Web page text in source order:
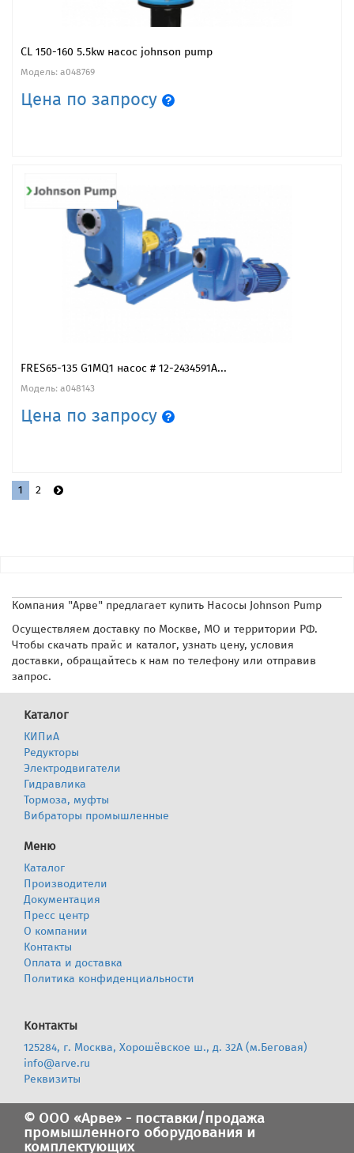
CL 150-160 5.5kw насос johnson pump
Модель: a048769
Цена по запросу
FRES65-135 G1MQ1 насос # 12-2434591A...
Модель: a048143
Цена по запросу
1 2
Компания "Арве" предлагает купить Насосы Johnson Pump
Осуществляем доставку по Москве, МО и территории РФ.
Чтобы скачать прайс и каталог, узнать цену, условия
доставки, обращайтесь к нам по телефону или отправив
запрос.
Каталог
КИПиА
Редукторы
Электродвигатели
Гидравлика
Тормоза, муфты
Вибраторы промышленные
Меню
Каталог
Производители
Документация
Пресс центр
О компании
Контакты
Оплата и доставка
Политика конфиденциальности
Контакты
125284, г. Москва, Хорошёвское ш., д. 32А (м.Беговая)
info@arve.ru
Реквизиты
© ООО «Арве» - поставки/продажа
промышленного оборудования и
комплектующих